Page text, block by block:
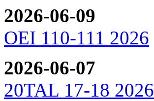
2026-06-09
OEI 110-111 2026
2026-06-07
20TAL 17-18 2026